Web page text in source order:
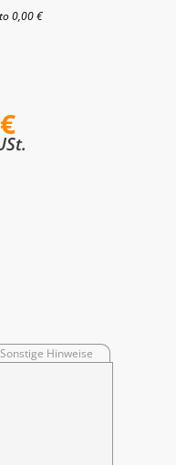
0,00 €
Sonstige Hinweise